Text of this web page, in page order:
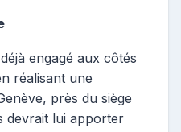
déjà engagé aux côtés
réalisant une
près du siège
devrait lui apporter